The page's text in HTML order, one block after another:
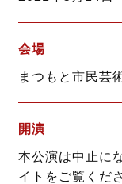
k
会場
まつもと市民芸
開演
本公演は中止に
イトをご覧くだ